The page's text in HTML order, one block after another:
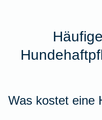
Was kostet eine